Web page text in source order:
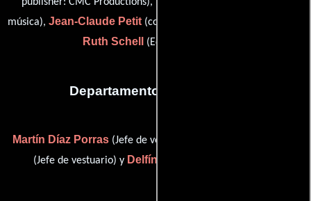
música), Jean-Claude Petit(conductor (as Jean Claude Petit)) y
Ruth Schell (Editor de música)
Departamento de vestuario
Martín Díaz Porras (Jefe de vestuario),
(Jefe de vestuario) y Delfín Prieto